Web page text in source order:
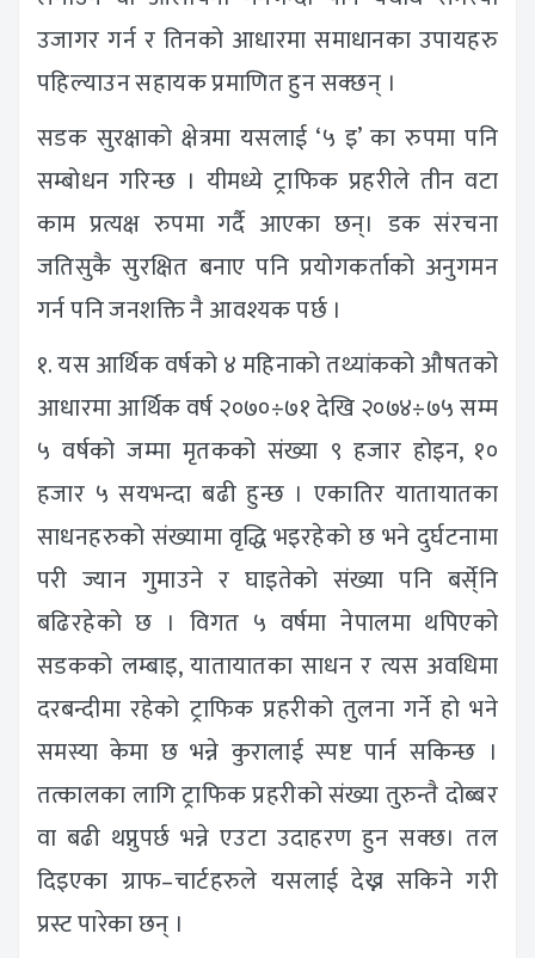
उजागर गर्न र तिनको आधारमा समाधानका उपायहरु
पहिल्याउन सहायक प्रमाणित हुन सक्छन् ।
सडक सुरक्षाको क्षेत्रमा यसलाई ‘५ इ’ का रुपमा पनि
सम्बोधन गरिन्छ । यीमध्ये ट्राफिक प्रहरीले तीन वटा
काम प्रत्यक्ष रुपमा गर्दै आएका छन्। डक संरचना
जतिसुकै सुरक्षित बनाए पनि प्रयोगकर्ताको अनुगमन
गर्न पनि जनशक्ति नै आवश्यक पर्छ ।
१. यस आर्थिक वर्षको ४ महिनाको तथ्यांकको औषतको
आधारमा आर्थिक वर्ष २०७०÷७१ देखि २०७४÷७५ सम्म
५ वर्षको जम्मा मृतकको संख्या ९ हजार होइन, १०
हजार ५ सयभन्दा बढी हुन्छ । एकातिर यातायातका
साधनहरुको संख्यामा वृद्धि भइरहेको छ भने दुर्घटनामा
परी ज्यान गुमाउने र घाइतेको संख्या पनि बर्से्नि
बढिरहेको छ । विगत ५ वर्षमा नेपालमा थपिएको
सडकको लम्बाइ, यातायातका साधन र त्यस अवधिमा
दरबन्दीमा रहेको ट्राफिक प्रहरीको तुलना गर्ने हो भने
समस्या केमा छ भन्ने कुरालाई स्पष्ट पार्न सकिन्छ ।
तत्कालका लागि ट्राफिक प्रहरीको संख्या तुरुन्तै दोब्बर
वा बढी थप्नुपर्छ भन्ने एउटा उदाहरण हुन सक्छ। तल
दिइएका ग्राफ–चार्टहरुले यसलाई देख्न सकिने गरी
प्रस्ट पारेका छन् ।